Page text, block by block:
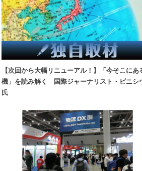
【次回から大幅リニューアル！】「今そこにあ
機」を読み解く 国際ジャーナリスト・ビニシ
氏